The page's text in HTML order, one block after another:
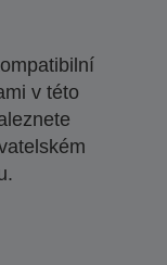
v této